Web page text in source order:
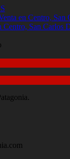
Centro, San Carlos